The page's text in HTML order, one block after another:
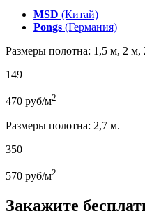
MSD (Китай)
Pongs (Германия)
Размеры полотна: 1,5 м, 2
149
470 руб/м2
Размеры полотна: 2,7 м.
350
570 руб/м2
Закажите